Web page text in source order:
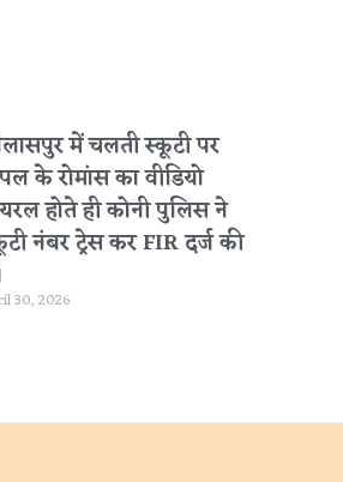
में चलती स्कूटी पर
के रोमांस का वीडियो
होते ही कोनी पुलिस ने
नंबर ट्रेस कर FIR दर्ज की
30, 2026